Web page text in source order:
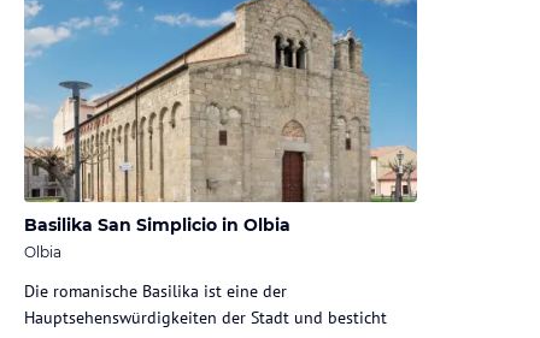
Basilika San Simplicio in Olbia
Olbia
Die romanische Basilika ist eine der
Hauptsehenswürdigkeiten der Stadt und besticht